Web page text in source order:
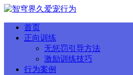
首页
正向训练
无惩罚引导方法
激励训练技巧
行为案例